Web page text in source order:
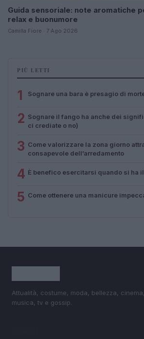
Guida sensoriale: note aromatiche
relax e buonumore
Camilla Fiore · 7 Ago 2026
PIÙ LETTI
1 Sognare una bara è presagio di
2 Sognare il fango ha anche dei
ci crediate o no)
3 Come valorizzare la zona giorno
consapevole dell’arredamento
4 È benefico esercitarsi quando si ha
5 Come ottenere una manicure
Attualità, costume, moda, bellezza,
musica, tv e gossip.